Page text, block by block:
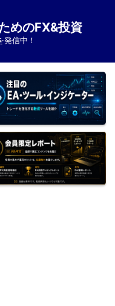
めのFX&投資
発信中！